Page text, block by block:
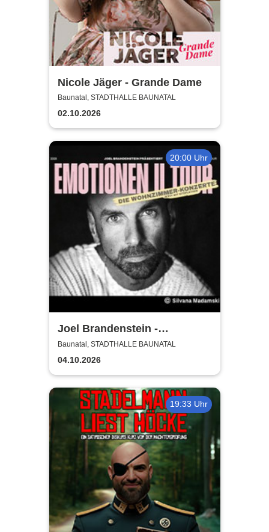
Nicole Jäger - Grande Dame
Baunatal, STADTHALLE BAUNATAL
02.10.2026
20:00 Uhr
Joel Brandenstein -
Emotionen II Tour
Baunatal, STADTHALLE BAUNATAL
04.10.2026
19:33 Uhr